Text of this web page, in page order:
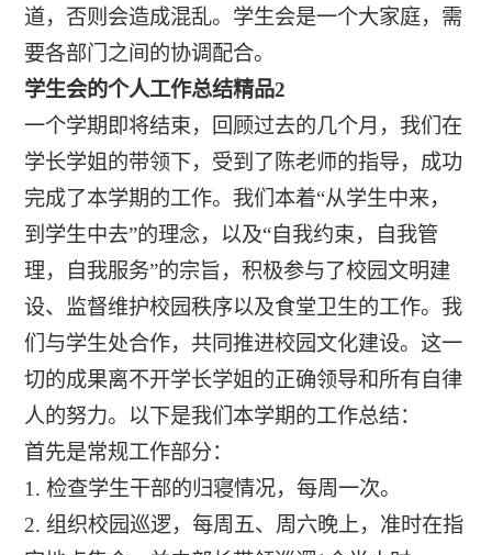
道，否则会造成混乱。学生会是一个大家庭，需
要各部门之间的协调配合。
学生会的个人工作总结精品2
一个学期即将结束，回顾过去的几个月，我们在
学长学姐的带领下，受到了陈老师的指导，成功
完成了本学期的工作。我们本着“从学生中来，
到学生中去”的理念，以及“自我约束，自我管
理，自我服务”的宗旨，积极参与了校园文明建
设、监督维护校园秩序以及食堂卫生的工作。我
们与学生处合作，共同推进校园文化建设。这一
切的成果离不开学长学姐的正确领导和所有自律
人的努力。以下是我们本学期的工作总结：
首先是常规工作部分：
1. 检查学生干部的归寝情况，每周一次。
2. 组织校园巡逻，每周五、周六晚上，准时在指